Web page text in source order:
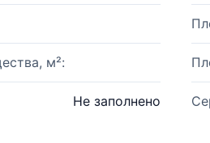
м²:
Не заполнено